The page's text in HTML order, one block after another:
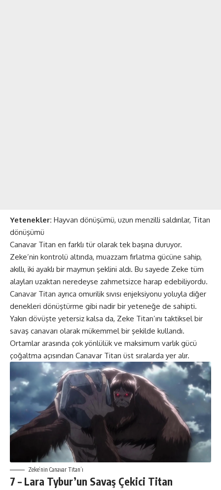
Yetenekler: Hayvan dönüşümü, uzun menzilli saldırılar, Titan
dönüşümü
Canavar Titan en farklı tür olarak tek başına duruyor.
Zeke’nin kontrolü altında, muazzam fırlatma gücüne sahip,
akıllı, iki ayaklı bir maymun şeklini aldı. Bu sayede Zeke tüm
alayları uzaktan neredeyse zahmetsizce harap edebiliyordu.
Canavar Titan ayrıca omurilik sıvısı enjeksiyonu yoluyla diğer
denekleri dönüştürme gibi nadir bir yeteneğe de sahipti.
Yakın dövüşte yetersiz kalsa da, Zeke Titan’ını taktiksel bir
savaş canavarı olarak mükemmel bir şekilde kullandı.
Ortamlar arasında çok yönlülük ve maksimum varlık gücü
çoğaltma açısından Canavar Titan üst sıralarda yer alır.
Zeke’nin Canavar Titan’ı
7 – Lara Tybur’un Savaş Çekici Titan